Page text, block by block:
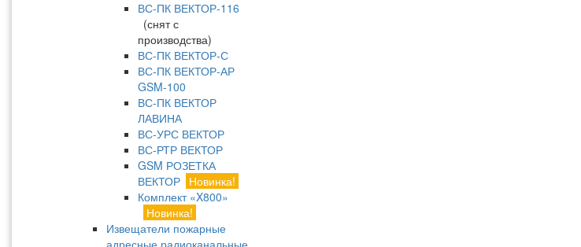
ВС-ПК ВЕКТОР-116
(снят с
производства)
ВС-ПК ВЕКТОР-С
ВС-ПК ВЕКТОР-АР
GSM-100
ВС-ПК ВЕКТОР
ЛАВИНА
ВС-УРС ВЕКТОР
ВС-РТР ВЕКТОР
GSM РОЗЕТКА
ВЕКТОР Новинка!
Комплект «X800»
Новинка!
Извещатели пожарные